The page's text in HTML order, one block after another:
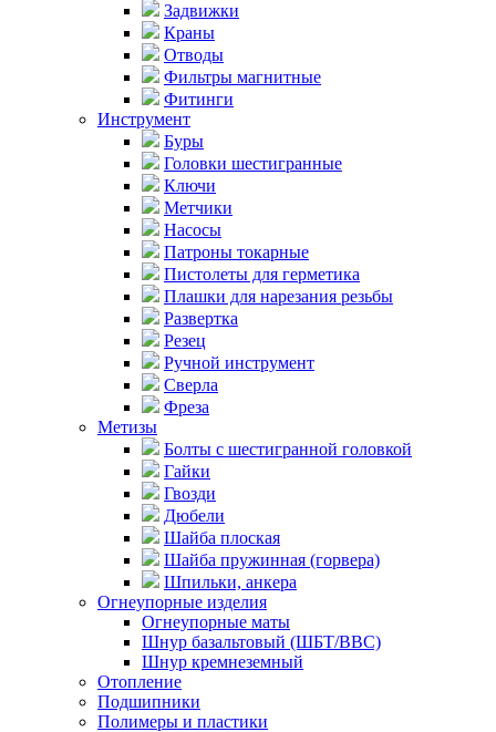
Задвижки
Краны
Отводы
Фильтры магнитные
Фитинги
Инструмент
Буры
Головки шестигранные
Ключи
Метчики
Насосы
Патроны токарные
Пистолеты для герметика
Плашки для нарезания резьбы
Развертка
Резец
Ручной инструмент
Сверла
Фреза
Метизы
Болты с шестигранной головкой
Гайки
Гвозди
Дюбели
Шайба плоская
Шайба пружинная (горвера)
Шпильки, анкера
Огнеупорные изделия
Огнеупорные маты
Шнур базальтовый (ШБТ/ВВС)
Шнур кремнеземный
Отопление
Подшипники
Полимеры и пластики